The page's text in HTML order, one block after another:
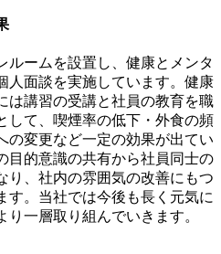
ルームを設置し、健康とメンタ
人面談を実施しています。健康
は講習の受講と社員の教育を職
して、喫煙率の低下・外食の頻
の変更など一定の効果が出てい
目的意識の共有から社員同士の
り、社内の雰囲気の改善にもつ
す。当社では今後も長く元気に
一層取り組んでいきます。